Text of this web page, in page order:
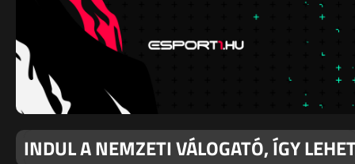
INDUL A NEMZETI VÁLOGATÓ, ÍGY